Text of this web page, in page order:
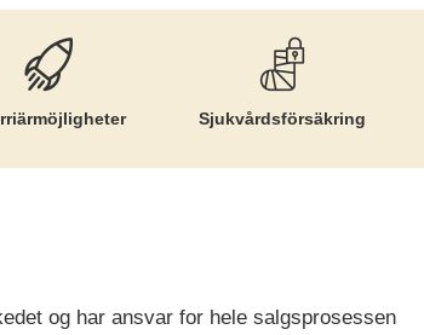
Sjukvårds­försäkring
og har ansvar for hele salgsprosessen